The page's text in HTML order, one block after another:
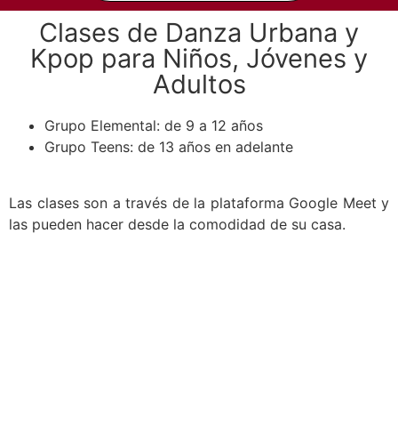
Clases de Danza Urbana y
Kpop para Niños, Jóvenes y
Adultos
Grupo Elemental: de 9 a 12 años
Grupo Teens: de 13 años en adelante
Las clases son a través de la plataforma Google Meet y
las pueden hacer desde la comodidad de su casa.